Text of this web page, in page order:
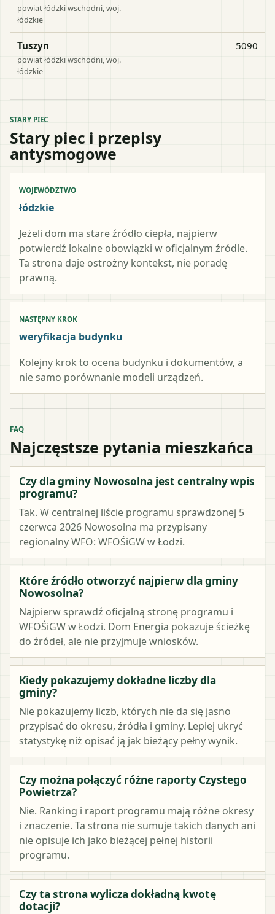
powiatłódzki wschodni , woj.
łódzkie
Tuszyn
powiatłódzki wschodni , woj.
łódzkie
5090
STARY PIEC
Stary piec i przepisy
antysmogowe
WOJEWÓDZTWO
łódzkie
Jeżeli dom ma stare źródło ciepła, najpierw
potwierdź lokalne obowiązki w oficjalnym źródle.
Ta strona daje ostrożny kontekst, nie poradę
prawną.
NASTĘPNY KROK
weryfikacja budynku
Kolejny krok to ocena budynku i dokumentów, a
nie samo porównanie modeli urządzeń.
FAQ
Najczęstsze pytania mieszkańca
Czy dla gminy Nowosolna jest centralny wpis
programu?
Tak. W centralnej liście programu sprawdzonej 5
czerwca 2026 Nowosolna ma przypisany
regionalny WFO: WFOŚiGW w Łodzi.
Które źródło otworzyć najpierw dla gminy
Nowosolna?
Najpierw sprawdź oficjalną stronę programu i
WFOŚiGW w Łodzi. Dom Energia pokazuje ścieżkę
do źródeł, ale nie przyjmuje wniosków.
Kiedy pokazujemy dokładne liczby dla
gminy?
Nie pokazujemy liczb, których nie da się jasno
przypisać do okresu, źródła i gminy. Lepiej ukryć
statystykę niż opisać ją jak bieżący pełny wynik.
Czy można połączyć różne raporty Czystego
Powietrza?
Nie. Ranking i raport programu mają różne okresy
i znaczenie. Ta strona nie sumuje takich danych ani
nie opisuje ich jako bieżącej pełnej historii
programu.
Czy ta strona wylicza dokładną kwotę
dotacji?